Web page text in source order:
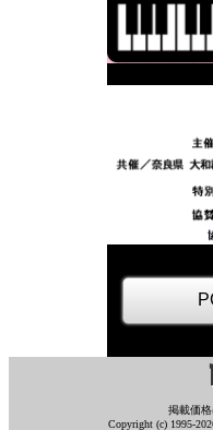
掲載価格
Copyright (c) 1995-